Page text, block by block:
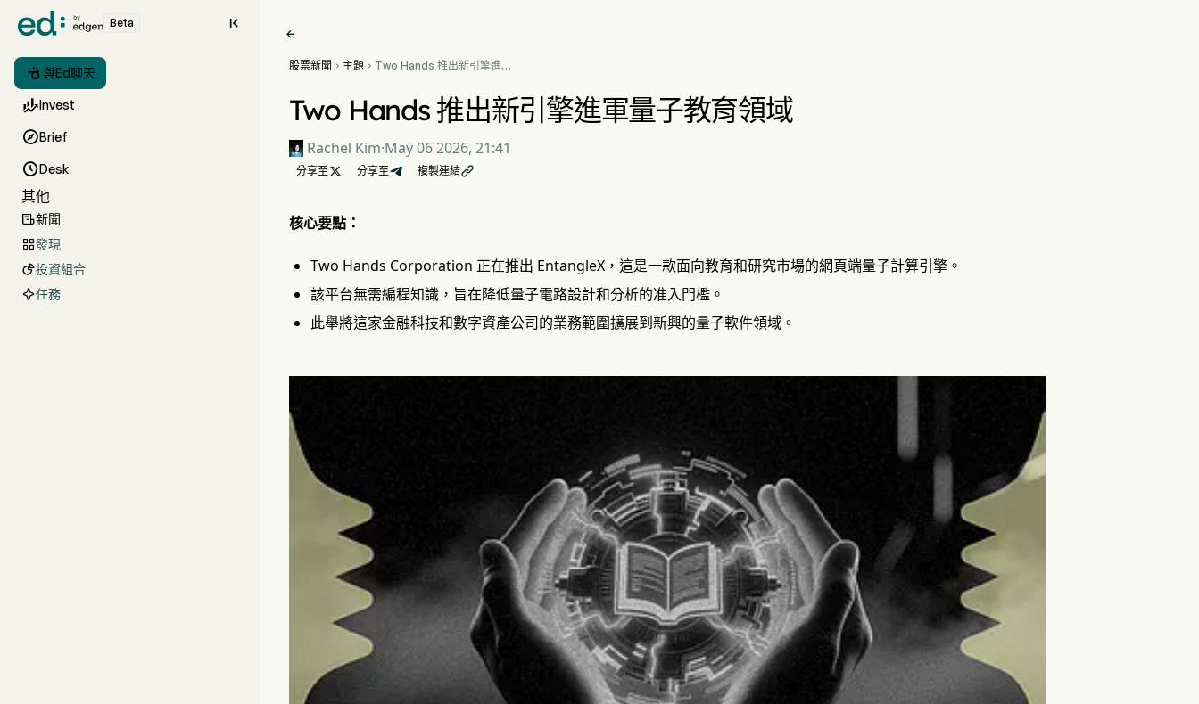
Beta 
 與Ed聊天
Invest
Brief
Desk
其他
新聞
發現
投資組合
任務

股票新聞  主題  Two Hands 推出新引擎進軍
Two Hands 推出新引擎進軍量子教育領域
Rachel Kim·May 06 2026, 21:41
分享至  分享至 複製連結
核心要點：
Two Hands Corporation 正在推出 EntangleX，這是一款面向教育和研究市場的網頁端量子計算引擎。
該平台無需編程知識，旨在降低量子電路設計和分析的准入門檻。
此舉將這家金融科技和數字資產公司的業務範圍擴展到新興的量子軟件領域。